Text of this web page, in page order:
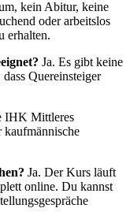
kein Abitur, keine
oder arbeitslos
erhalten.
Ja. Es gibt keine
Quereinsteiger
IHK Mittleres
kaufmännische
Ja. Der Kurs läuft
online. Du kannst